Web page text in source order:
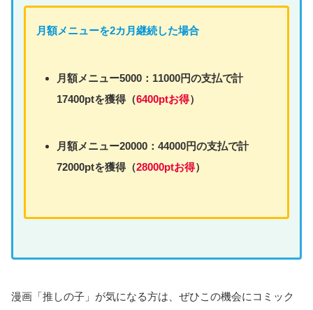
月額メニューを2カ月継続した場合
月額メニュー5000：11000円の支払で計
17400ptを獲得（6400ptお得）
月額メニュー20000：44000円の支払で計
72000ptを獲得（28000ptお得）
漫画「推しの子」が気になる方は、ぜひこの機会にコミック